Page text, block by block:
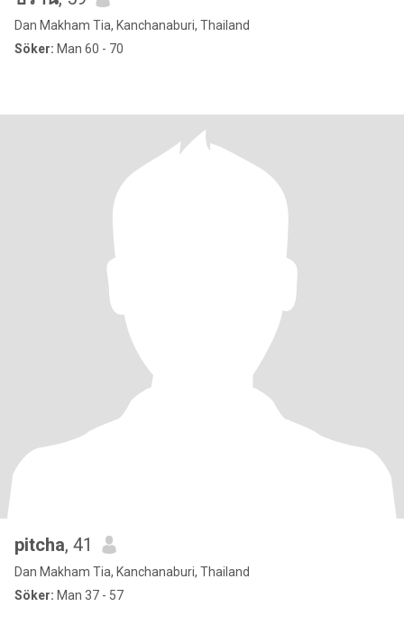
Dan Makham Tia, Kanchanaburi, Thailand
Söker: Man 60 - 70
pitcha, 41
Dan Makham Tia, Kanchanaburi, Thailand
Söker: Man 37 - 57